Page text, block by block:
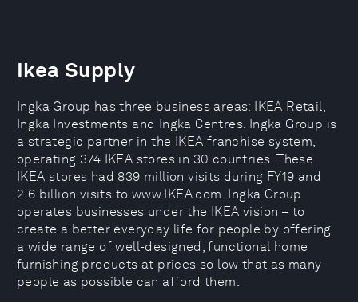
Ikea Supply
Ingka Group has three business areas: IKEA Retail,
Ingka Investments and Ingka Centres. Ingka Group is
a strategic partner in the IKEA franchise system,
operating 374 IKEA stores in 30 countries. These
IKEA stores had 839 million visits during FY19 and
2.6 billion visits to www.IKEA.com. Ingka Group
operates businesses under the IKEA vision – to
create a better everyday life for people by offering
a wide range of well-designed, functional home
furnishing products at prices so low that as many
people as possible can afford them.